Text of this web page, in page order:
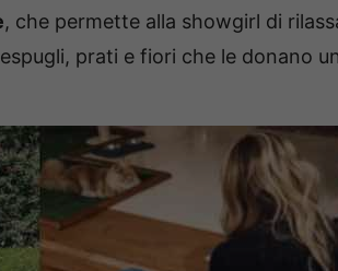
, che permette alla showgirl di
prati e fiori che le donano